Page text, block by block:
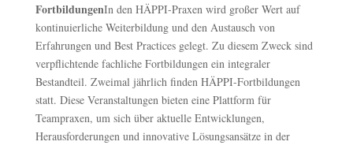
FortbildungenIn den HÄPPI-Praxen wird großer Wert auf
kontinuierliche Weiterbildung und den Austausch von
Erfahrungen und Best Practices gelegt. Zu diesem Zweck sind
verpflichtende fachliche Fortbildungen ein integraler
Bestandteil. Zweimal jährlich finden HÄPPI-Fortbildungen
statt. Diese Veranstaltungen bieten eine Plattform für
Teampraxen, um sich über aktuelle Entwicklungen,
Herausforderungen und innovative Lösungsansätze in der